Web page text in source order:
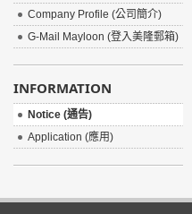
Company Profile (公司簡介)
G-Mail Mayloon (登入美隆郵箱)
INFORMATION
Notice (通告)
Application (應用)